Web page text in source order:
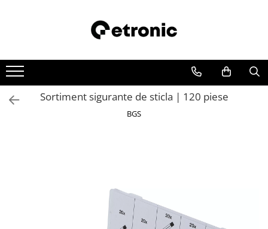
Sortiment sigurante de sticla | 120 piese
BGS